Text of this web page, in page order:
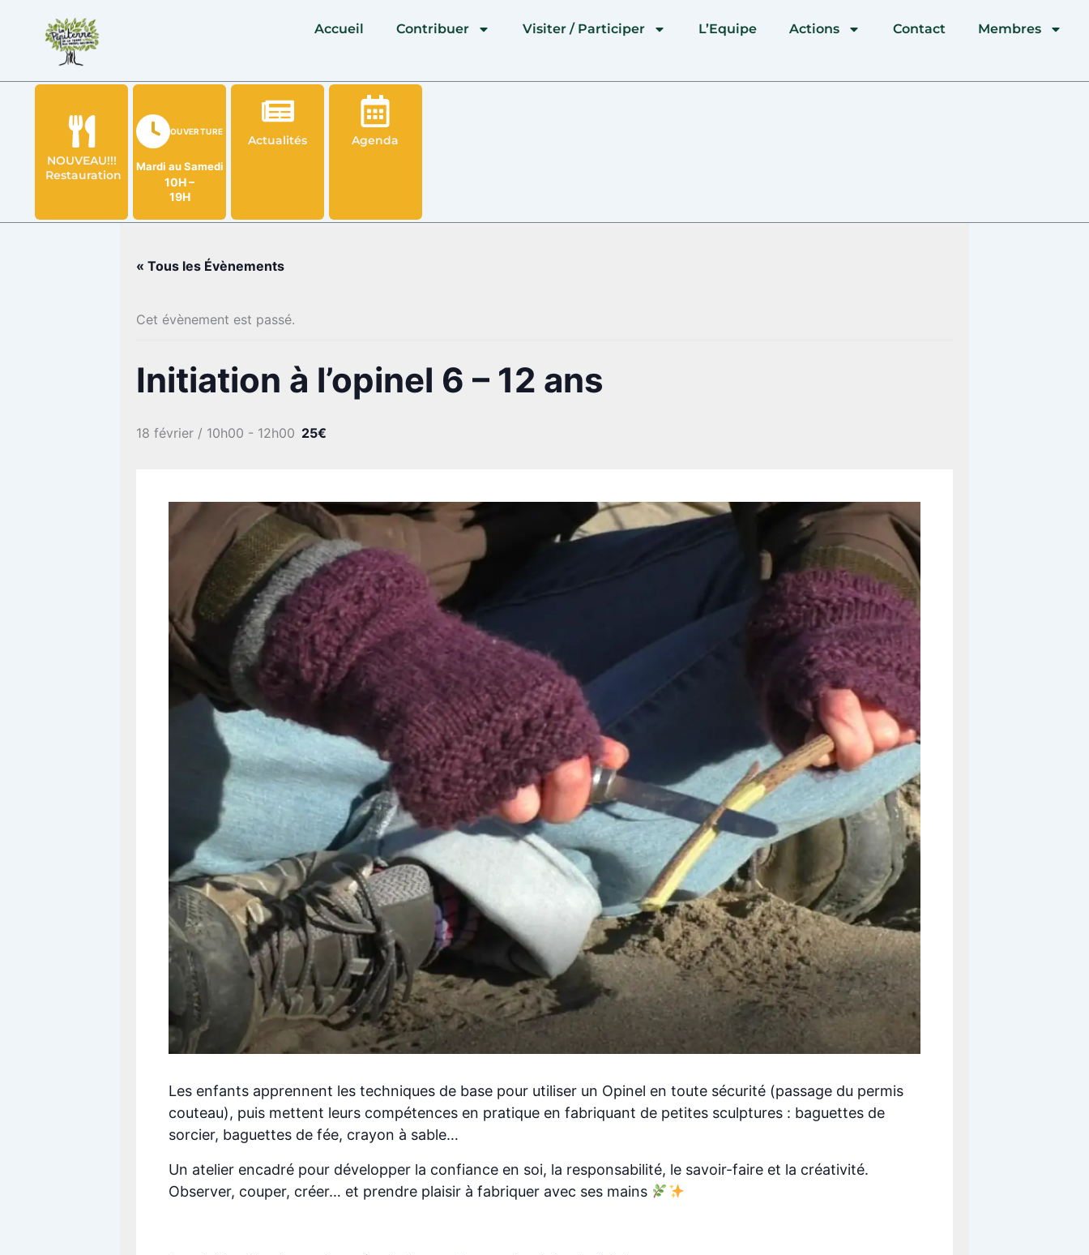
Accueil Contribuer Visiter / Participer L’Equipe Actions Contact Membres
NOUVEAU!!!
Restauration
OUVERTURE
Mardi au Samedi
10H –
19H
Actualités Agenda
« Tous les Évènements
Cet évènement est passé.
Initiation à l’opinel 6 – 12 ans
18 février / 10h00 - 12h00 25€
Les enfants apprennent les techniques de base pour utiliser un Opinel en toute sécurité (passage du permis
couteau), puis mettent leurs compétences en pratique en fabriquant de petites sculptures : baguettes de
sorcier, baguettes de fée, crayon à sable…
Un atelier encadré pour développer la confiance en soi, la responsabilité, le savoir-faire et la créativité.
Observer, couper, créer… et prendre plaisir à fabriquer avec ses mains